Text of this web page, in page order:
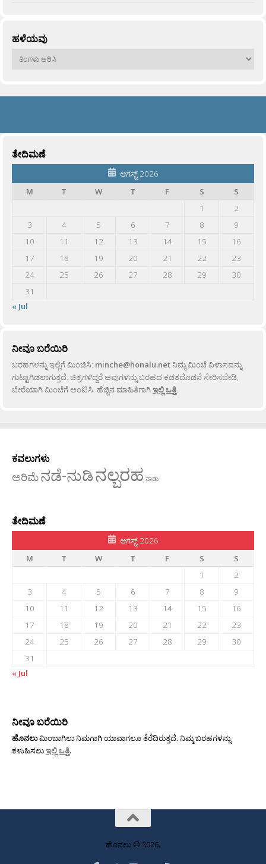
ಹಳೆಯವು
ಹಳೆಯವು
ತೇದಿಮಣೆ
ಆಗಸ್ಟ್ 2026
M
T W T F S
S
1
2
3
4 5 6 7 8
9
10
11 12 13 14 15
16
17
18 19 20 21 22
23
24
25 26 27 28 29
30
31
« Jul
ನೀವೂ ಬರೆಯಿರಿ
ಬರಹಗಳನ್ನು ಇಲ್ಲಿಗೆ ಮಿಂಚಿಸಿ: minche@honalu.netನಿಮ್ಮ ಮಿಂಚೆ ವಿಳಾಸವನ್ನು
ಗುಟ್ಟಾಗಿಡಲಾಗುತ್ತದೆ. ಚಿತ್ರಗಳಿದ್ದರೆ ಅವುಗಳನ್ನು ಬರಹದ ಕಡತದೊಡನೆ ಸೇರಿಸಬೇಡಿ,
ಬೇರೆಯಾಗಿ ಮಿಂಚೆಗೆ ಅಂಟಿಸಿ. ಹೆಚ್ಚಿನ ಮಾಹಿತಿಗಾಗಿಇಲ್ಲಿ ಒತ್ತಿ.
ಕವಲುಗಳು
ಅರಿಮೆನಡೆ-ನುಡಿನಲ್ಬರಹ ನಾಡು
ತೇದಿಮಣೆ
ಆಗಸ್ಟ್ 2026
M
T W T F S
S
1
2
3
4 5 6 7 8
9
10
11 12 13 14 15
16
17
18 19 20 21 22
23
24
25 26 27 28 29
30
31
« Jul
ನೀವೂ ಬರೆಯಿರಿ
ಹೊನಲುಮಿಂಬಾಗಿಲು ನಿಮಗಾಗಿ ಯಾವಾಗಲೂ ತೆರೆದಿರುತ್ತದೆ. ನಿಮ್ಮ ಬರಹಗಳನ್ನು
ಕಳುಹಿಸಲುಇಲ್ಲಿ ಒತ್ತಿ.
ಹೊನಲು © 2026.